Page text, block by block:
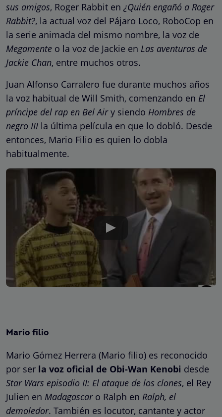
sus amigos, Roger Rabbit en ¿Quién engañó a Roger
Rabbit?, la actual voz del Pájaro Loco, RoboCop en
la serie animada del mismo nombre, la voz de
Megamente o la voz de Jackie en Las aventuras de
Jackie Chan, entre muchos otros.
Juan Alfonso Carralero fue durante muchos años
la voz habitual de Will Smith, comenzando en El
príncipe del rap en Bel Airy siendo Hombres de
negro III la última película en que lo dobló. Desde
entonces, Mario Filio es quien lo dobla
habitualmente.
Mario filio
Mario Gómez Herrera (Mario filio) es reconocido
por ser la voz oficial de Obi-Wan Kenobi desde
Star Wars episodio II: El ataque de los clones, el Rey
Julien en Madagascaro Ralph en Ralph, el
demoledor. También es locutor, cantante y actor